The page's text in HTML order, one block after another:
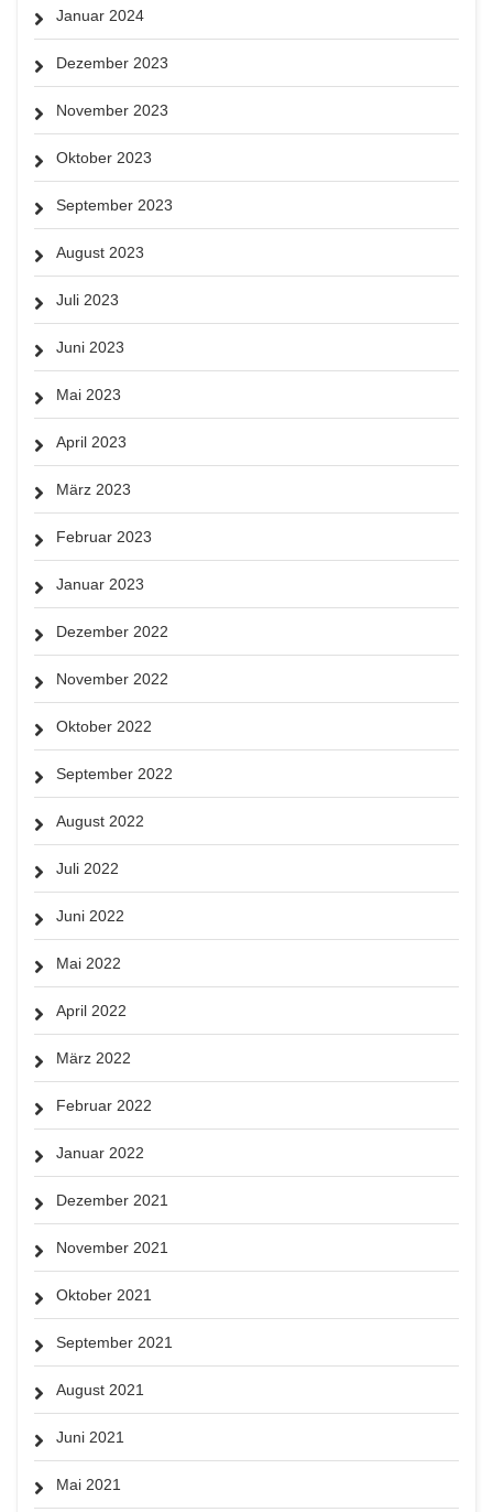
Januar 2024
Dezember 2023
November 2023
Oktober 2023
September 2023
August 2023
Juli 2023
Juni 2023
Mai 2023
April 2023
März 2023
Februar 2023
Januar 2023
Dezember 2022
November 2022
Oktober 2022
September 2022
August 2022
Juli 2022
Juni 2022
Mai 2022
April 2022
März 2022
Februar 2022
Januar 2022
Dezember 2021
November 2021
Oktober 2021
September 2021
August 2021
Juni 2021
Mai 2021